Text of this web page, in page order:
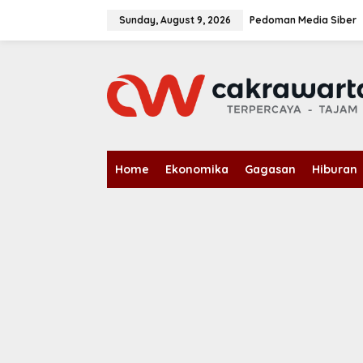
Sunday, August 9, 2026 Pedoman Media Siber
Home Ekonomika Gagasan Hiburan